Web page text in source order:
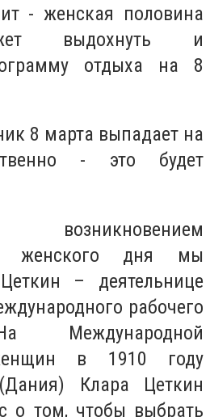
- женская половина
выдохнуть и
отдыха на 8
8 марта выпадает на
- это будет
женского дня мы
– деятельнице
рабочего
Международной
в 1910 году
Клара Цеткин
о том, чтобы выбрать